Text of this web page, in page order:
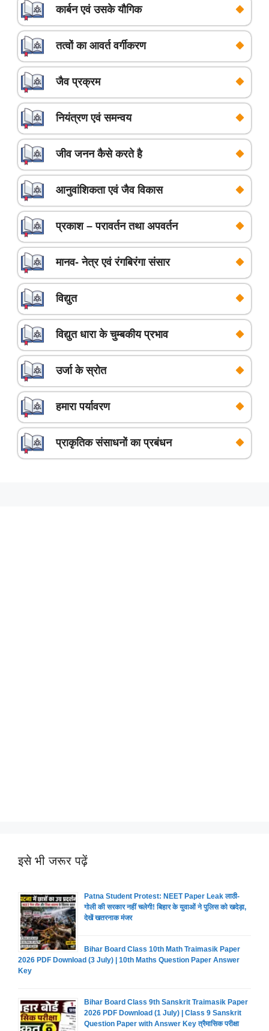
कार्बन एवं उसके यौगिक
तत्वों का आवर्त वर्गीकरण
जैव प्रक्रम
नियंत्रण एवं समन्वय
जीव जनन कैसे करते है
आनुवांशिकता एवं जैव विकास
प्रकाश – परावर्तन तथा अपवर्तन
मानव- नेत्र एवं रंगबिरंगा संसार
विद्युत
विद्युत धारा के चुम्बकीय प्रभाव
उर्जा के स्रोत
हमारा पर्यावरण
प्राकृतिक संसाधनों का प्रबंधन
इसे भी जरूर पढ़ें
Patna Student Protest: NEET Paper Leak लाठी-
गोली की सरकार नहीं चलेगी! बिहार के युवाओं ने पुलिस को खदेड़ा,
देखें खतरनाक मंजर
Bihar Board Class 10th Math Traimasik Paper
2026 PDF Download (3 July) | 10th Maths Question Paper Answer
Key
Bihar Board Class 9th Sanskrit Traimasik Paper
2026 PDF Download (1 July) | Class 9 Sanskrit
Question Paper with Answer Key त्रैमासिक परीक्षा